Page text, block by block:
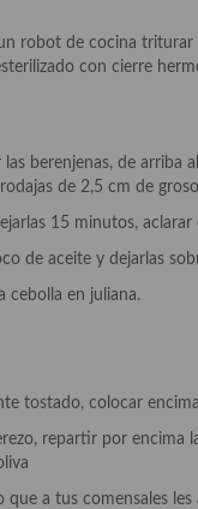
de cocina triturar
con cierre
de arriba
de 2,5 cm de
15 minutos, aclarar
aceite y dejarlas
en juliana.
tostado, colocar
repartir por encima
a tus comensales les